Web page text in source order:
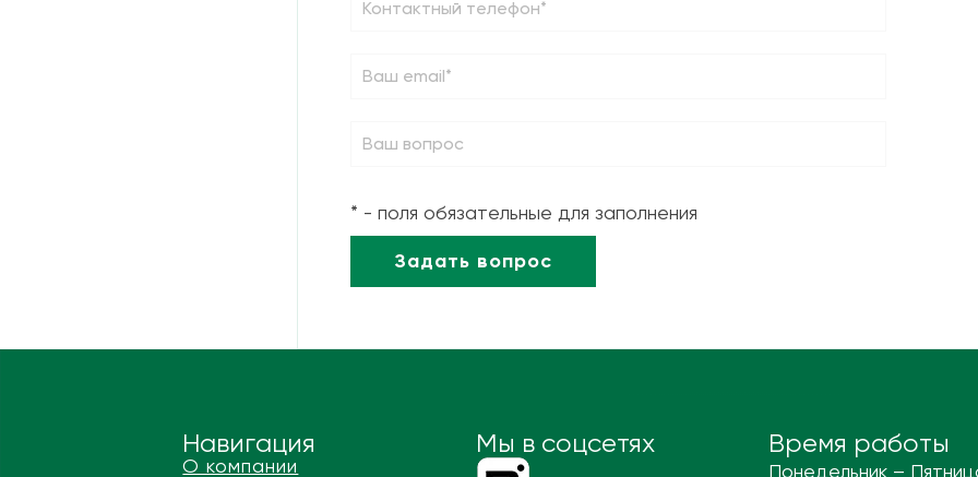
* - поля обязательные для заполнения
Навигация
О компании
Мы в соцсетях Время работы
Понедельник –